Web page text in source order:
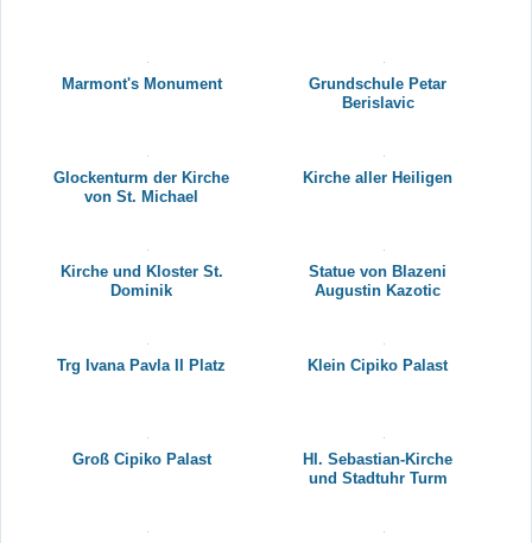
Marmont's Monument
Grundschule Petar
Berislavic
Glockenturm der Kirche
von St. Michael
Kirche aller Heiligen
Kirche und Kloster St.
Dominik
Statue von Blazeni
Augustin Kazotic
Trg Ivana Pavla II Platz Klein Cipiko Palast
Groß Cipiko Palast
Hl. Sebastian-Kirche
und Stadtuhr Turm